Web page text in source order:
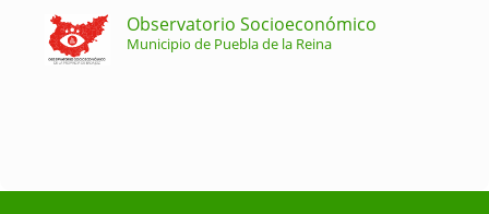
Observatorio Socioeconómico
Municipio de Puebla de la Reina